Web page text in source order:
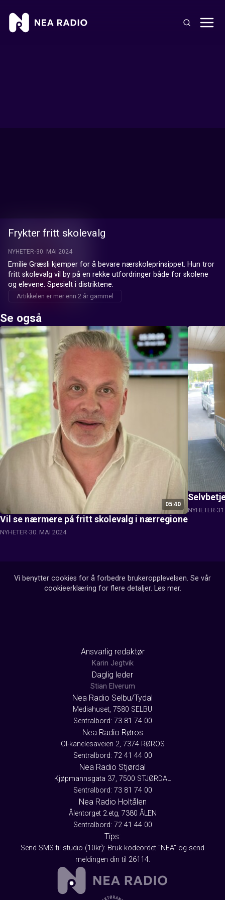
Frykter fritt skolevalg
NYHETER 30. MAI 2024
Emilie Græsli kjemper for å bevare nærskoleprinsippet. Hun tror
fritt skolevalg vil by på en rekke utfordringer både for skolene
og elevene. Spesielt i distriktene.
Artikkelen er mer enn 2 år gammel
Se også
05:40
Vil se nærmere på fritt skolevalg i nærregione
NYHETER 30. MAI 2024
NYHETER
Vi benytter cookies for å forbedre brukeropplevelsen. Se vår
cookieerklæring for flere detaljer. Les mer.
Ansvarlig redaktør
Karin Jegtvik
Daglig leder
Stian Elverum
Nea Radio Selbu/Tydal
Mediahuset, 7580 SELBU
Sentralbord: 73 81 74 00
Nea Radio Røros
Ol-kanelesaveien 2, 7374 RØROS
Sentralbord: 72 41 44 00
Nea Radio Stjørdal
Kjøpmannsgata 37, 7500 STJØRDAL
Sentralbord: 73 81 74 00
Nea Radio Holtålen
Ålentorget 2.etg, 7380 ÅLEN
Sentralbord: 72 41 44 00
Tips:
Send SMS til studio (10kr): Bruk kodeordet "NEA" og send
meldingen din til 26114.